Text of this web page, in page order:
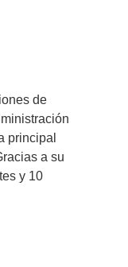
de
principal
a su
y 10